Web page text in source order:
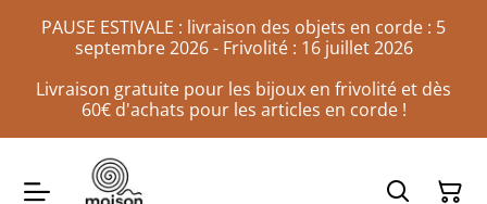
PAUSE ESTIVALE : livraison des objets en corde : 5
septembre 2026 - Frivolité : 16 juillet 2026
Livraison gratuite pour les bijoux en frivolité et dès
60€ d'achats pour les articles en corde !